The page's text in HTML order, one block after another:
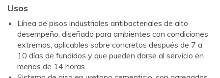
Usos
Línea de pisos industriales antibacteriales de alto
desempeño, diseñado para ambientes con condiciones
extremas, aplicables sobre concretos después de 7 a
10 días de fundidos y que pueden darse al servicio en
menos de 14 horas